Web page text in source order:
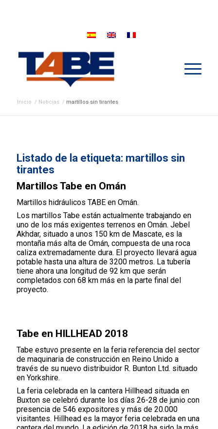
Inicio / Noticias / martillos sin tirantes
Listado de la etiqueta: martillos sin
tirantes
Martillos Tabe en Omán
Martillos hidráulicos TABE en Omán.
Los martillos Tabe están actualmente trabajando en
uno de los más exigentes terrenos en Omán. Jebel
Akhdar, situado a unos 150 km de Mascate, es la
montaña más alta de Omán, compuesta de una roca
caliza extremadamente dura. El proyecto llevará agua
potable hasta una altura de 3200 metros. La tubería
tiene ahora una longitud de 92 km que serán
completados con 68 km más en la parte final del
proyecto.
Tabe en HILLHEAD 2018
Tabe estuvo presente en la feria referencia del sector
de maquinaria de construcción en Reino Unido a
través de su nuevo distribuidor R. Bunton Ltd. situado
en Yorkshire.
La feria celebrada en la cantera Hillhead situada en
Buxton se celebró durante los días 26-28 de junio con
presencia de 546 expositores y más de 20.000
visitantes. Hillhead es la mayor feria celebrada en una